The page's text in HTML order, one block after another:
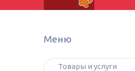
Товары и услуги